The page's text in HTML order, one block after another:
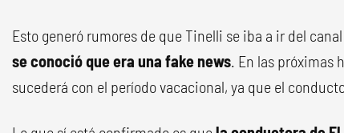
Esto generó rumores de que Tinelli se iba a ir del
se conoció que era una fake news. En las próximas
sucederá con el período vacacional, ya que el